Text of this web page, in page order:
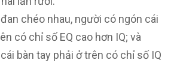
chéo nhau, người có ngón cái
có chỉ số EQ cao hơn IQ; và
bàn tay phải ở trên có chỉ số IQ